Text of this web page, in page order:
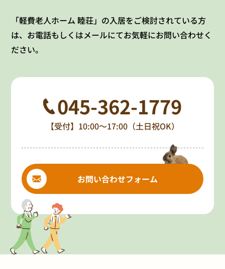
「軽費老人ホーム 睦荘」の入居をご検討されている方
は、お電話もしくはメールにてお気軽にお問い合わせく
ださい。
045-362-1779
【受付】10:00～17:00（土日祝OK）
お問い合わせフォーム